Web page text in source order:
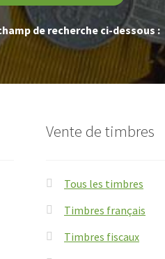
de recherche ci-dessous :
Vente de timbres
Tous les timbres
Timbres français
Timbres fiscaux